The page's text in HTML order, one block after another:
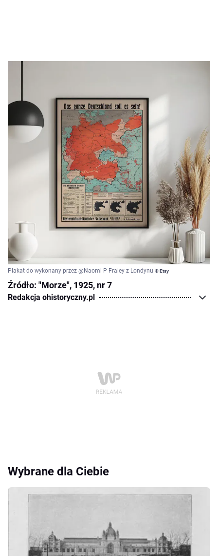
Plakat do wykonany przez @Naomi P Fraley z Londynu © Etsy
Źródło: "Morze", 1925, nr 7
Redakcja ohistoryczny.pl
Wybrane dla Ciebie